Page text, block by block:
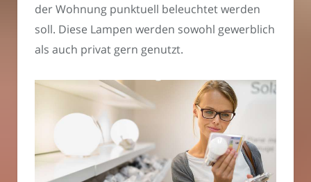
der Wohnung punktuell beleuchtet werden
soll. Diese Lampen werden sowohl gewerblich
als auch privat gern genutzt.